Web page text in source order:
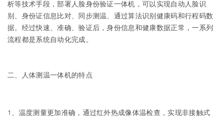
析等技术手段，部署人脸身份验证一体机，可以实现自动人脸识
别、身份证信息比对、同步测温、通过算法识别健康码和行程码数
据。经过快速、准确、验证后，身份信息和健康数据正常，一系列
流程都是系统自动化完成。
二、人体测温一体机的特点
1、温度测量更加准确，通过红外热成像体温检查，实现非接触式